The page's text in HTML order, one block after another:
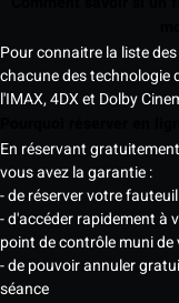
Pour connaitre la liste
chacune des technologie
l'IMAX, 4DX et Dolby
En réservant
vous avez la garantie :
- de réserver votre
- d'accéder rapidement à
point de contrôle muni
- de pouvoir annuler
séance